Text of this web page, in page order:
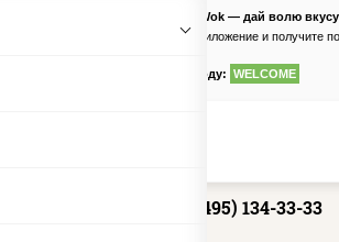
PizzaSushiWok — дай волю вкусу
Скачайте приложение и получите
по промокоду: WELCOME
+7 (495) 134-33-33